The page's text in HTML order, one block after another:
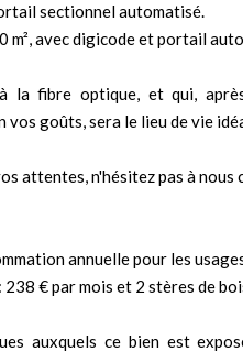
sectionnel automatisé.
m², avec digicode et portail
la fibre optique, et qui,
goûts, sera le lieu de vie
attentes, n'hésitez pas à
annuelle pour les
€ par mois et 2 stères de
auxquels ce bien est